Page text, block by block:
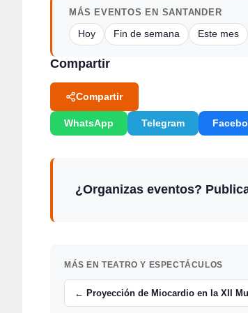
MÁS EVENTOS EN SANTANDER
Hoy Fin de semana Este mes
Compartir
Compartir
WhatsApp Telegram
¿Organizas eventos?
MÁS EN TEATRO Y ESPECTÁCULOS
← Proyección de Miocardio en la XII